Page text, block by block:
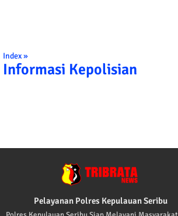
Index »
Informasi Kepolisian
Pelayanan Polres Kepulauan Seribu